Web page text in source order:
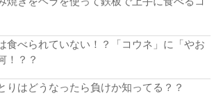
食べられていない！？「コウネ」に「やお
！？？
りはどうなったら負けか知ってる？？